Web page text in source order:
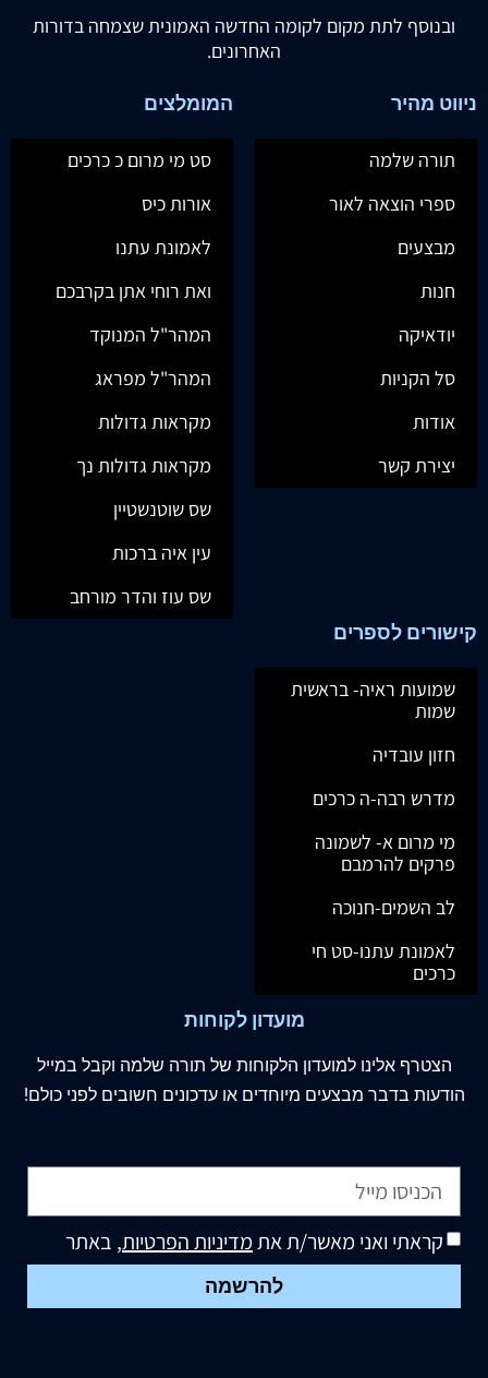
ובנוסף לתת מקום לקומה החדשה האמונית שצמחה בדורות
האחרונים.
ניווט מהיר
תורה שלמה
ספרי הוצאה לאור
מבצעים
חנות
יודאיקה
סל הקניות
אודות
יצירת קשר
המומלצים
סט מי מרום כ כרכים
אורות כיס
לאמונת עתנו
ואת רוחי אתן בקרבכם
המהר"ל המנוקד
המהר"ל מפראג
מקראות גדולות
מקראות גדולות נך
שס שוטנשטיין
עין איה ברכות
שס עוז והדר מורחב
קישורים לספרים
שמועות ראיה- בראשית
שמות
חזון עובדיה
מדרש רבה-ה כרכים
מי מרום א- לשמונה
פרקים להרמבם
לב השמים-חנוכה
לאמונת עתנו-סט חי
כרכים
מועדון לקוחות
הצטרף אלינו למועדון הלקוחות של תורה שלמה וקבל במייל
הודעות בדבר מבצעים מיוחדים או עדכונים חשובים לפני כולם!
קראתי ואני מאשר/ת אתמדיניות הפרטיות, באתר
להרשמה